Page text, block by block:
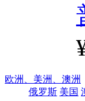
欧洲、 美洲、 澳洲
俄罗斯 美国